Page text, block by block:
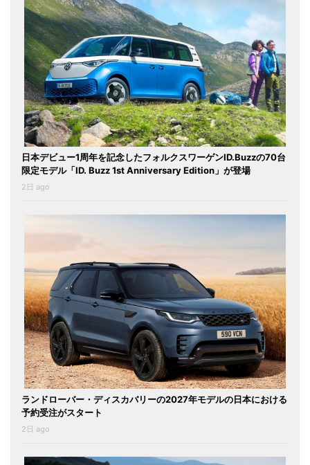
日本デビュー1周年を記念したフォルクスワーゲンID.Buzzの70台
限定モデル「ID. Buzz 1st Anniversary Edition」が登場
2日 ago
ランドローバー・ディスカバリーの2027年モデルの日本における
予約受注がスタート
2日 ago